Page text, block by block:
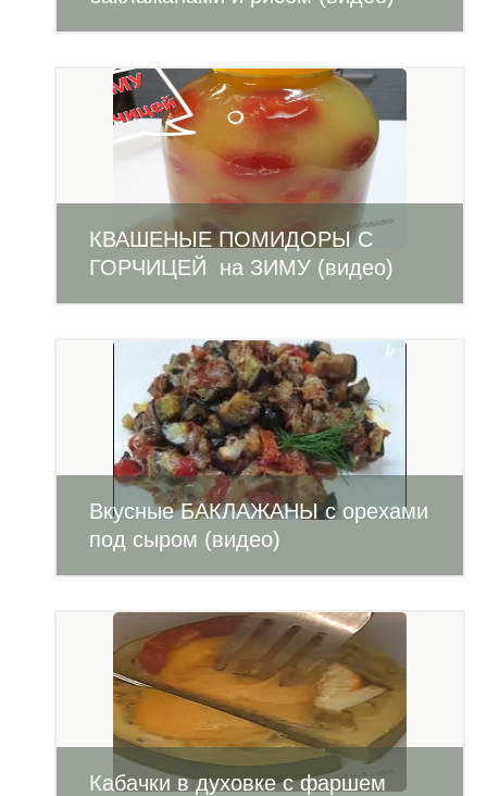
КВАШЕНЫЕ ПОМИДОРЫ С
ГОРЧИЦЕЙ на ЗИМУ (видео)
Вкусные БАКЛАЖАНЫ с орехами
под сыром (видео)
Кабачки в духовке с фаршем